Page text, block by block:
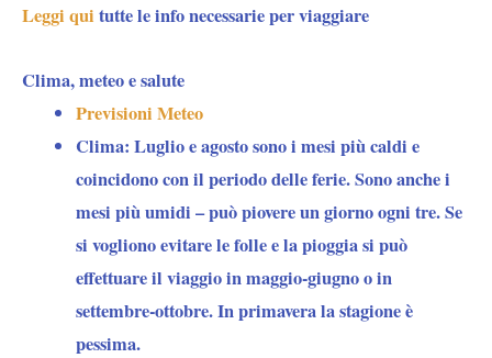
Leggi qui tutte le info necessarie per viaggiare
Clima, meteo e salute
Previsioni Meteo
Clima:Luglio e agosto sono i mesi più caldi e
coincidono con il periodo delle ferie. Sono anche i
mesi più umidi – può piovere un giorno ogni tre. Se
si vogliono evitare le folle e la pioggia si può
effettuare il viaggio in maggio-giugno o in
settembre-ottobre. In primavera la stagione è
pessima.